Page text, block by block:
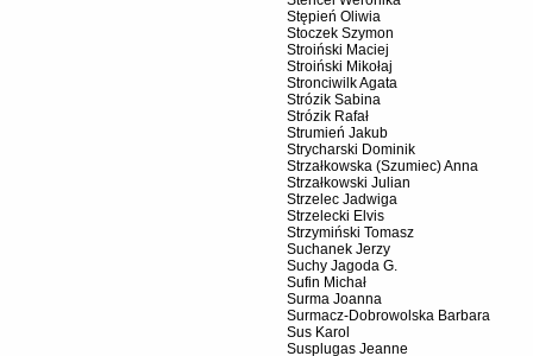
Stępień Oliwia
Stoczek Szymon
Stroiński Maciej
Stroiński Mikołaj
Stronciwilk Agata
Strózik Sabina
Strózik Rafał
Strumień Jakub
Strycharski Dominik
Strzałkowska (Szumiec) Anna
Strzałkowski Julian
Strzelec Jadwiga
Strzelecki Elvis
Strzymiński Tomasz
Suchanek Jerzy
Suchy Jagoda G.
Sufin Michał
Surma Joanna
Surmacz-Dobrowolska Barbara
Sus Karol
Susplugas Jeanne